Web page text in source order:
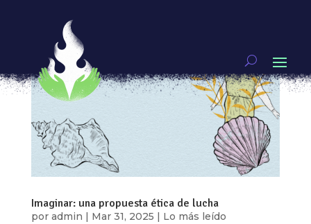
Imaginar: una propuesta ética de lucha
por admin | Mar 31, 2025 | Lo más leído